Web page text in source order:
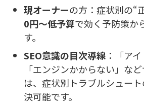
現オーナーの方：症状別の“
0円〜低予算で効く予防策か
す。
SEO意識の目次導線 ：「ア
「エンジンかからない」な
は、症状別トラブルシュー
決可能です。